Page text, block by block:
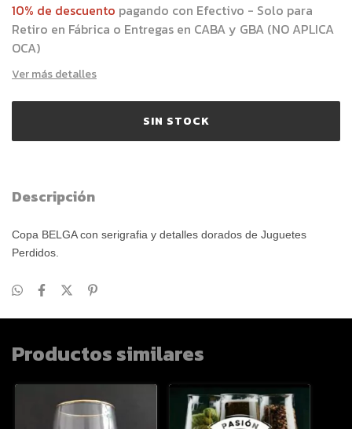
10% de descuento pagando con Efectivo - Solo para
Retiro en Fábrica o Entregas en CABA y GBA (NO APLICA
OCA)
Ver más detalles
Descripción
Copa BELGA con serigrafia y detalles dorados de Juguetes
Perdidos.
Productos similares